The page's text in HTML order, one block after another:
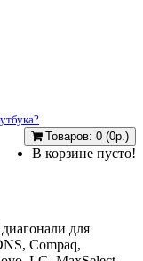
Товаров: 0 (0р.)
В корзине пусто!
для
Compaq,